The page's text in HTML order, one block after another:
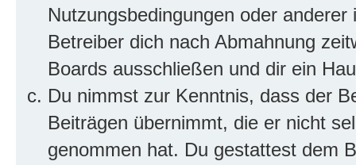
Nutzungsbedingungen oder
Betreiber dich nach Abmahnung
Boards ausschließen und dir ein
Du nimmst zur Kenntnis, dass der
Beiträgen übernimmt, die er nicht
genommen hat. Du gestattest dem